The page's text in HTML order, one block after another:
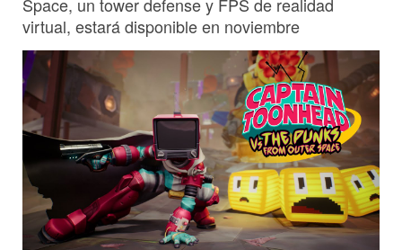
virtual, estará disponible en noviembre